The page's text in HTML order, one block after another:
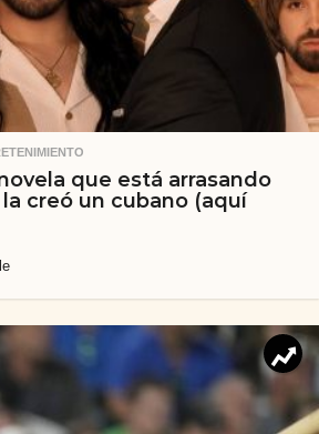
que está arrasando
creó un cubano (aquí